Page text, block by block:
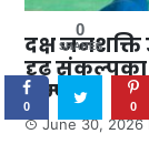
दक्ष जनशक्ति
दृढ संकल्पका
सम्पन्न
June 30, 2026
0
SHARES
0 0